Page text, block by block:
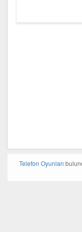
Telefon Oyunları